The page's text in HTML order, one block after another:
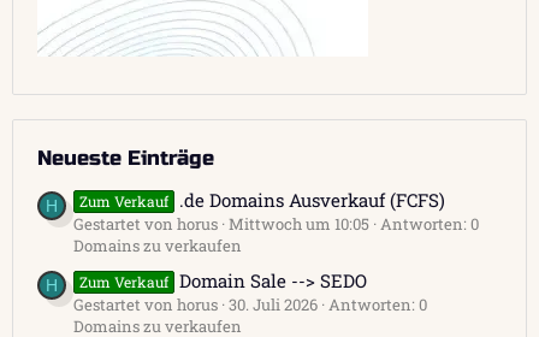
Neueste Einträge
H Zum Verkauf .de Domains Ausverkauf (FCFS)
Gestartet von horus Mittwoch um 10:05 Antworten: 0
Domains zu verkaufen
H Zum Verkauf Domain Sale --> SEDO
Gestartet von horus 30. Juli 2026 Antworten: 0
Domains zu verkaufen